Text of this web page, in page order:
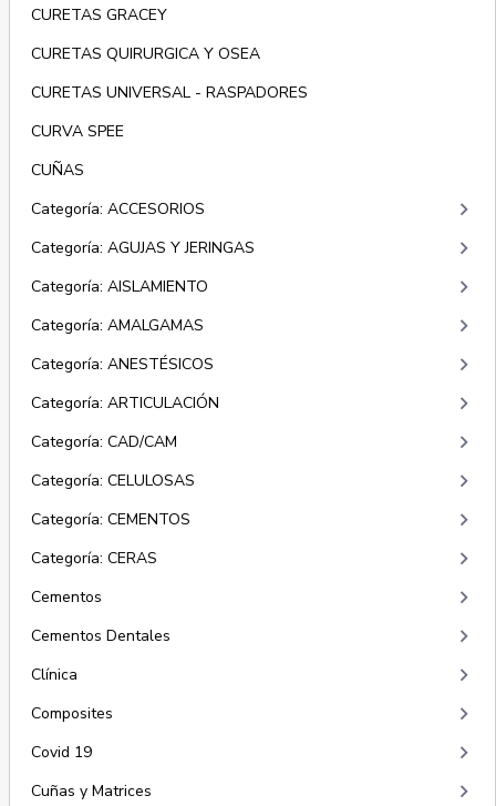
CURETAS GRACEY
CURETAS QUIRURGICA Y OSEA
CURETAS UNIVERSAL - RASPADORES
CURVA SPEE
CUÑAS
Categoría: ACCESORIOS
keyboard_arrow_right
Categoría: AGUJAS Y JERINGAS keyboard_arrow_right
Categoría: AISLAMIENTO keyboard_arrow_right
Categoría: AMALGAMAS keyboard_arrow_right
Categoría: ANESTÉSICOS keyboard_arrow_right
Categoría: ARTICULACIÓN keyboard_arrow_right
Categoría: CAD/CAM keyboard_arrow_right
Categoría: CELULOSAS keyboard_arrow_right
Categoría: CEMENTOS keyboard_arrow_right
Categoría: CERAS keyboard_arrow_right
Cementos keyboard_arrow_right
Cementos Dentales keyboard_arrow_right
Clínica keyboard_arrow_right
Composites keyboard_arrow_right
Covid 19 keyboard_arrow_right
Cuñas y Matrices keyboard_arrow_right